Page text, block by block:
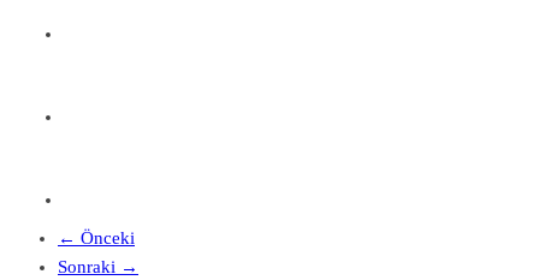
← Önceki
Sonraki →